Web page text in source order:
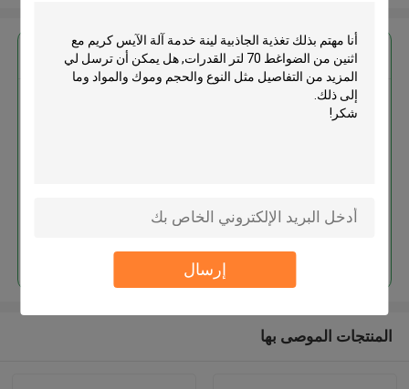
إرسال
احصل على افضل سعر ل
المنتجات الموصى بها